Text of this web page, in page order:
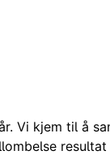
Vi kjem til å